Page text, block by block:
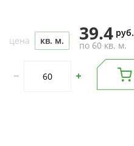
цена кв. м. 39.4 руб.
по 60 кв. м.